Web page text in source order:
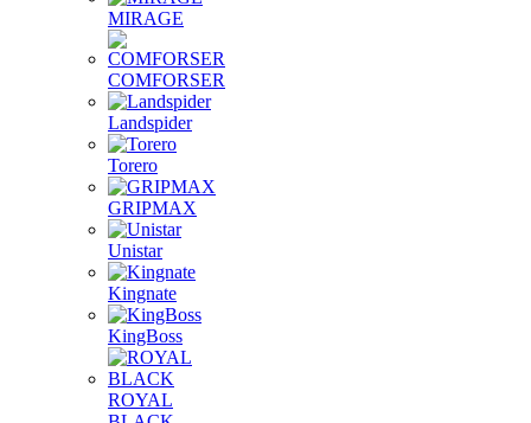
MIRAGE
COMFORSER
Landspider
Torero
GRIPMAX
Unistar
Kingnate
KingBoss
ROYAL